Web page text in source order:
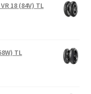
18 (84V) TL
TL